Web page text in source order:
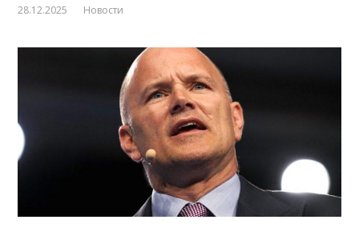
28.12.2025 Новости